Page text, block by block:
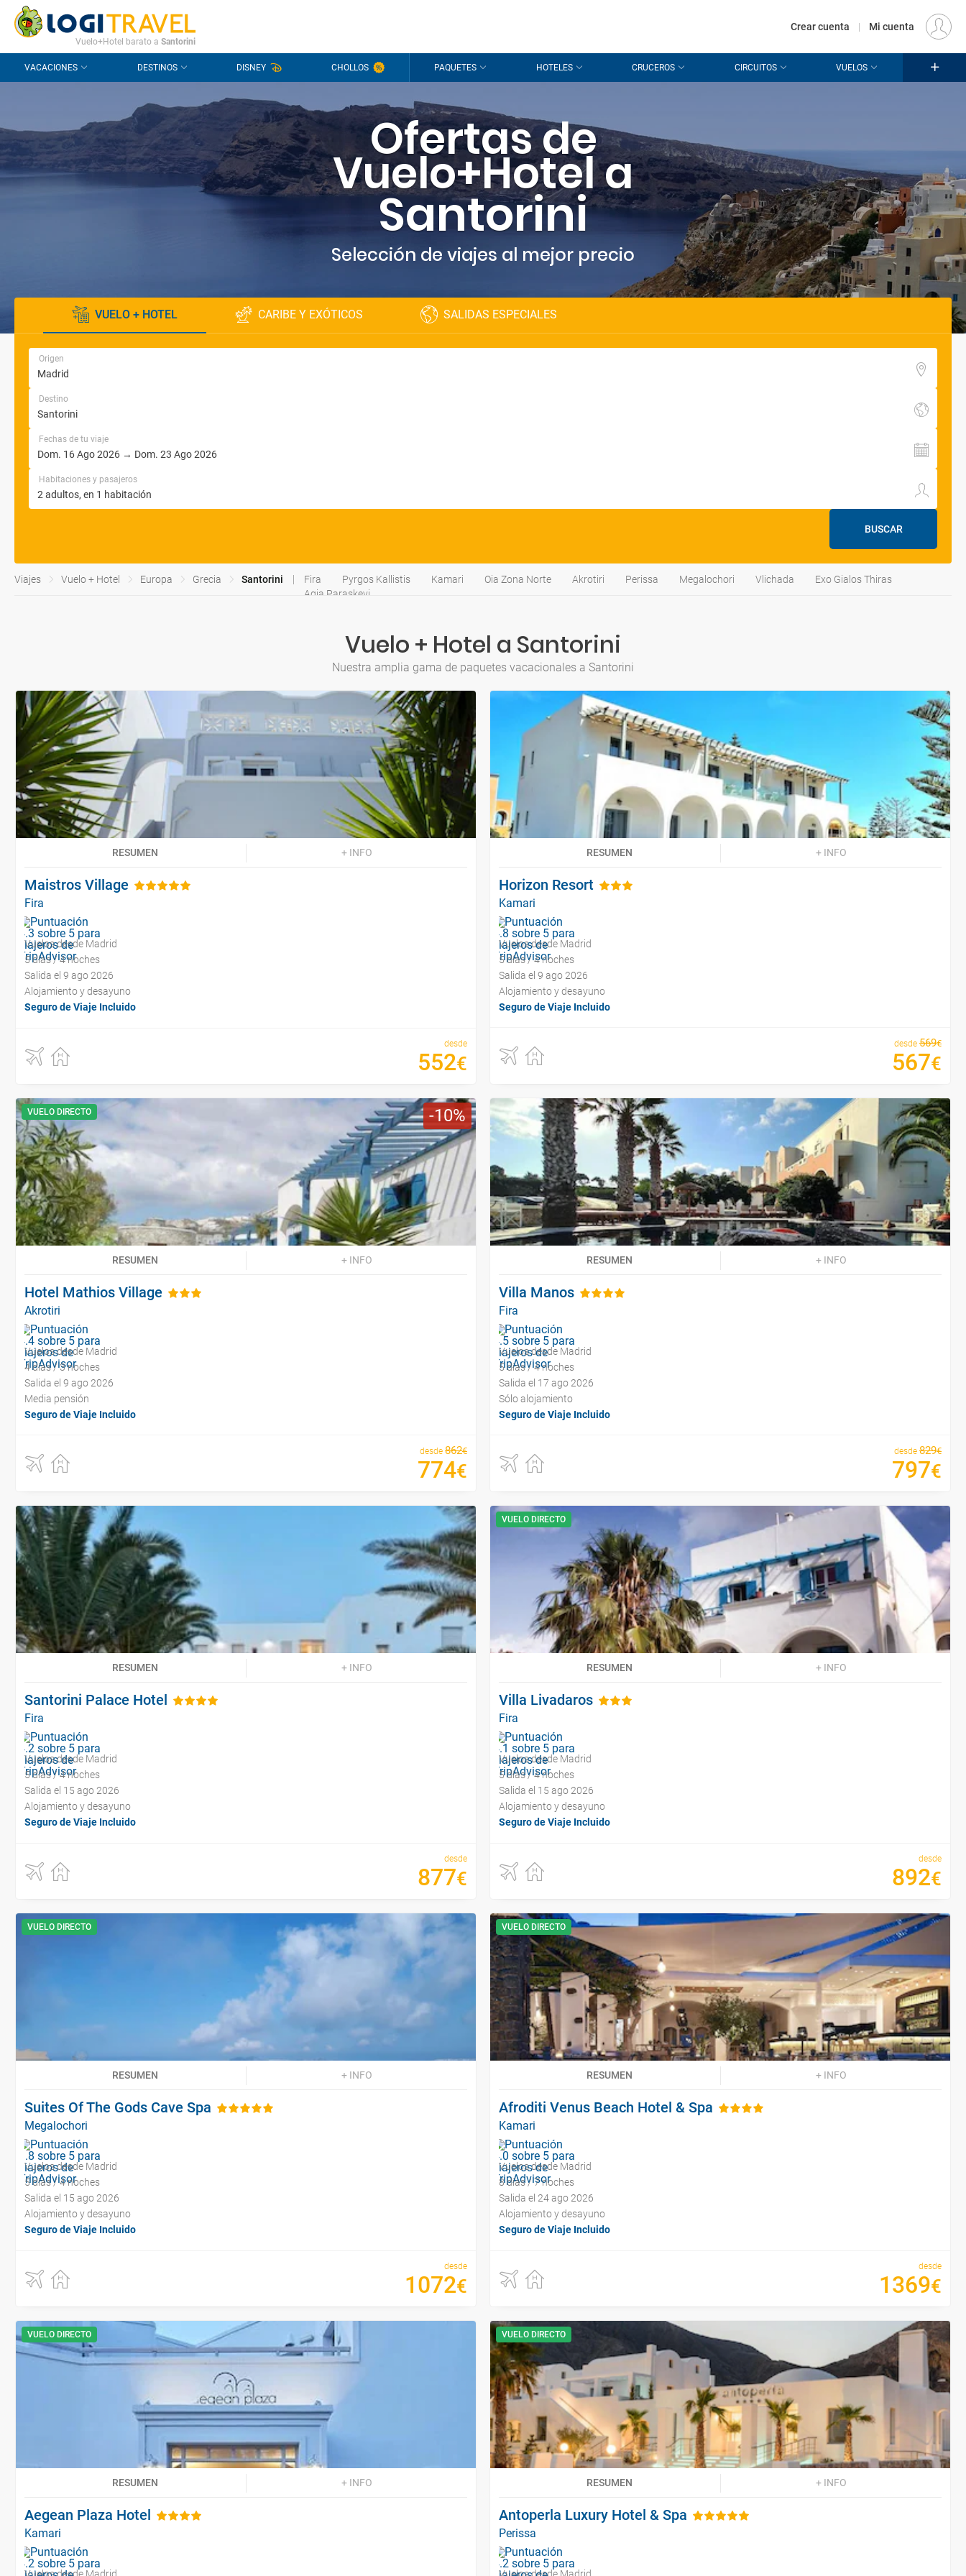
CONTACTO PREGUNTAS FRECUENTES EUR
Vuelo+Hotel barato a Santorini
Crear cuenta | Mi cuenta
VACACIONES DESTINOS DISNEY CHOLLOS PAQUETES HOTELES CRUCEROS CIRCUITOS VUELOS
Ofertas de
Vuelo+Hotel a
Santorini
Selección de viajes al mejor precio
VUELO + HOTEL CARIBE Y EXÓTICOS SALIDAS ESPECIALES
Origen
Destino
Fechas de tu viaje
Habitaciones y pasajeros
BUSCAR
Viajes Vuelo + Hotel Europa Grecia Santorini Fira Pyrgos Kallistis Kamari Oia Zona Norte Akrotiri Perissa Megalochori Vlichada
Exo Gialos Thiras
Agia Paraskevi
Vuelo + Hotel a Santorini
Nuestra amplia gama de paquetes vacacionales a Santorini
RESUMEN + INFO
Maistros Village
Fira
Vuelos desde Madrid
5 días / 4 noches
Salida el 9 ago 2026
Alojamiento y desayuno
Seguro de Viaje Incluido
desde
552€
RESUMEN + INFO
Horizon Resort
Kamari
Vuelos desde Madrid
5 días / 4 noches
Salida el 9 ago 2026
Alojamiento y desayuno
Seguro de Viaje Incluido
desde 569€
567€
10
VUELO DIRECTO
RESUMEN + INFO
Hotel Mathios Village
Akrotiri
Vuelos desde Madrid
4 días / 3 noches
Salida el 9 ago 2026
Media pensión
Seguro de Viaje Incluido
desde 862€
774€
RESUMEN + INFO
Villa Manos
Fira
Vuelos desde Madrid
5 días / 4 noches
Salida el 17 ago 2026
Sólo alojamiento
Seguro de Viaje Incluido
desde 829€
797€
RESUMEN + INFO
Santorini Palace Hotel
Fira
Vuelos desde Madrid
5 días / 4 noches
Salida el 15 ago 2026
Alojamiento y desayuno
Seguro de Viaje Incluido
desde
877€
VUELO DIRECTO
RESUMEN + INFO
Villa Livadaros
Fira
Vuelos desde Madrid
5 días / 4 noches
Salida el 15 ago 2026
Alojamiento y desayuno
Seguro de Viaje Incluido
desde
892€
VUELO DIRECTO
RESUMEN + INFO
Suites Of The Gods Cave Spa
Megalochori
Vuelos desde Madrid
5 días / 4 noches
Salida el 15 ago 2026
Alojamiento y desayuno
Seguro de Viaje Incluido
desde
1072€
VUELO DIRECTO
RESUMEN + INFO
Afroditi Venus Beach Hotel & Spa
Kamari
Vuelos desde Madrid
8 días / 7 noches
Salida el 24 ago 2026
Alojamiento y desayuno
Seguro de Viaje Incluido
desde
1369€
VUELO DIRECTO
RESUMEN + INFO
Aegean Plaza Hotel
Kamari
VUELO DIRECTO
RESUMEN + INFO
Antoperla Luxury Hotel & Spa
Perissa